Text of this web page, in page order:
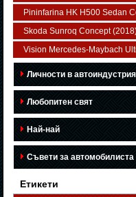
Pininfarina HK H500 Sedan
Skoda Sunroq Concept
Vision Mercedes-Maybach
Личности в
Любопитен свят
Най-най
Съвети за автомобилиста
Етикети